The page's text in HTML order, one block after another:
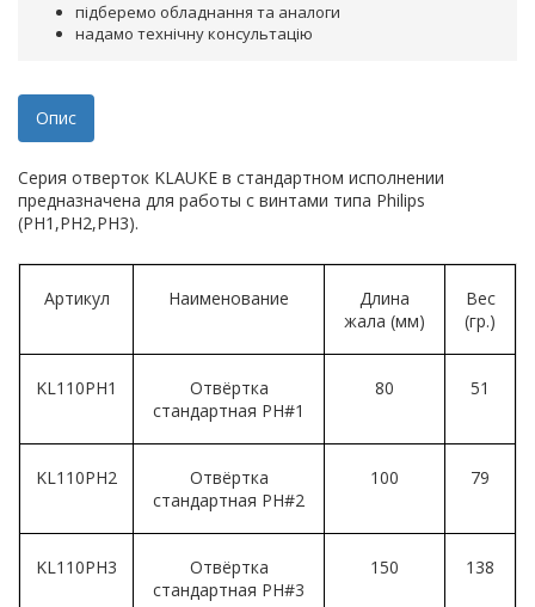
підберемо обладнання та аналоги
надамо технічну консультацію
Опис
Серия отверток KLAUKE в стандартном исполнении
предназначена для работы с винтами типа Philips
(PH1,PH2,PH3).
Артикул Наименование
Длина
жала (мм)
Вес
(гр.)
KL110PH1
Отвёртка
стандартная PH#1
80 51
KL110PH2
Отвёртка
стандартная PH#2
100 79
KL110PH3
Отвёртка
стандартная PH#3
150 138